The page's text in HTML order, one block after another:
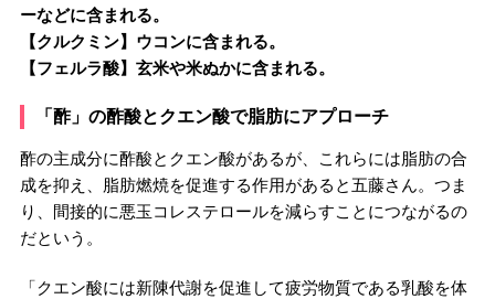
ーなどに含まれる。
【クルクミン】ウコンに含まれる。
【フェルラ酸】玄米や米ぬかに含まれる。
「酢」の酢酸とクエン酸で脂肪にアプローチ
酢の主成分に酢酸とクエン酸があるが、これらには脂肪の合
成を抑え、脂肪燃焼を促進する作用があると五藤さん。つま
り、間接的に悪玉コレステロールを減らすことにつながるの
だという。
「クエン酸には新陳代謝を促進して疲労物質である乳酸を体